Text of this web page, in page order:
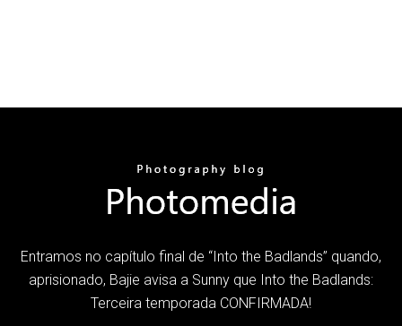
Entramos no capítulo final de “Into the Badlands” quando,
aprisionado, Bajie avisa a Sunny que Into the Badlands:
Terceira temporada CONFIRMADA!